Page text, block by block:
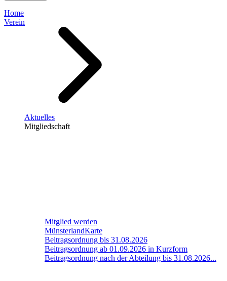
Home
Verein
Aktuelles
Mitgliedschaft
Mitglied werden
MünsterlandKarte
Beitragsordnung bis 31.08.2026
Beitragsordnung ab 01.09.2026 in Kurzform
Beitragsordnung nach der Abteilung bis 31.08.2026...